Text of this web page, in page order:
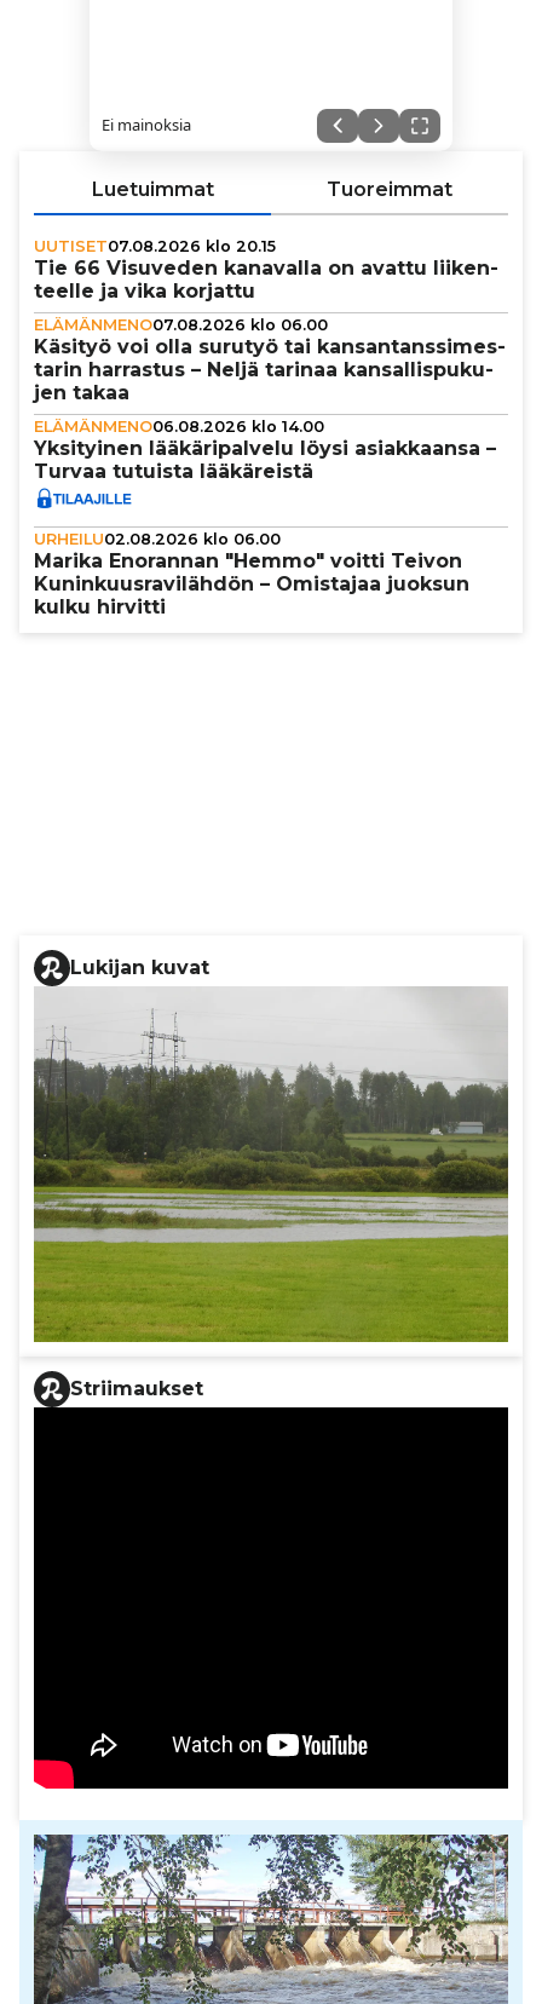
Ei mainoksia
Luetuimmat Tuoreimmat
UUTISET07.08.2026 klo 20.15
Tie 66 Visuveden kanavalla on avattu lii­ken­
teelle ja vika korjattu
ELÄMÄNMENO07.08.2026 klo 06.00
Käsityö voi olla surutyö tai kan­san­tans­si­mes­
ta­rin harrastus – Neljä tarinaa kan­sal­lis­pu­ku­
jen takaa
ELÄMÄNMENO06.08.2026 klo 14.00
Yksi­tyi­nen lää­kä­ri­pal­velu löysi asi­ak­kaansa –
Turvaa tutuista lää­kä­reistä
URHEILU02.08.2026 klo 06.00
Marika Enorannan "Hemmo" voitti Teivon
Kunin­kuus­ra­vi­läh­dön – Omistajaa juoksun
kulku hirvitti
Lukijan kuvat
Striimaukset